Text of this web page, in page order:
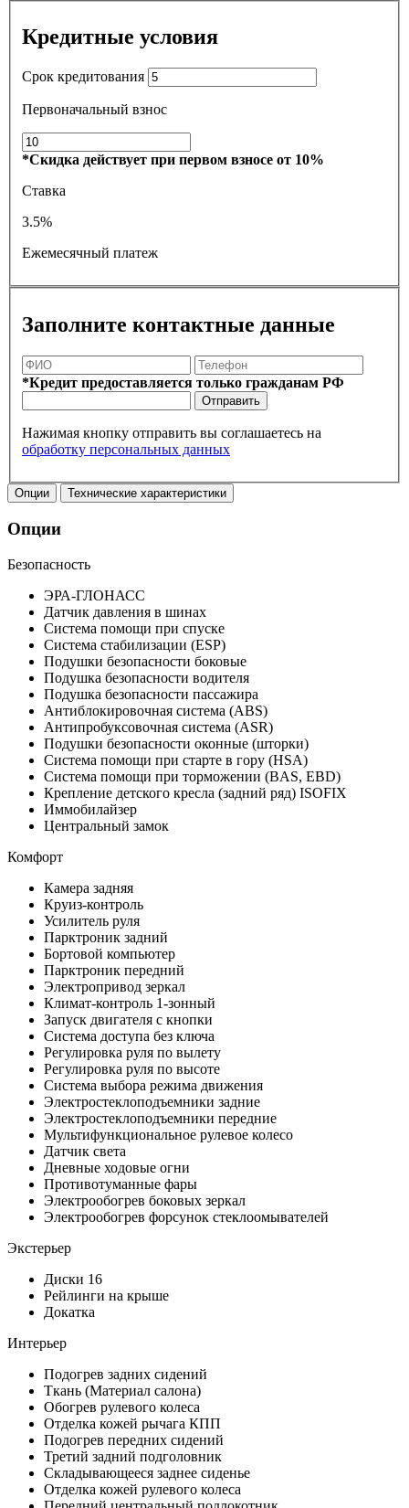
Кредитные условия
Срок кредитования
Первоначальный взнос
*Скидка действует при первом взносе от 10%
Ставка
3.5%
Ежемесячный платеж
Заполните контактные данные
*Кредит предоставляется только гражданам РФ
Отправить
Нажимая кнопку отправить вы соглашаетесь на
обработку персональных данных
Опции Технические характеристики
Опции
Безопасность
ЭРА-ГЛОНАСС
Датчик давления в шинах
Система помощи при спуске
Система стабилизации (ESP)
Подушки безопасности боковые
Подушка безопасности водителя
Подушка безопасности пассажира
Антиблокировочная система (ABS)
Антипробуксовочная система (ASR)
Подушки безопасности оконные (шторки)
Система помощи при старте в гору (HSA)
Система помощи при торможении (BAS, EBD)
Крепление детского кресла (задний ряд) ISOFIX
Иммобилайзер
Центральный замок
Комфорт
Камера задняя
Круиз-контроль
Усилитель руля
Парктроник задний
Бортовой компьютер
Парктроник передний
Электропривод зеркал
Климат-контроль 1-зонный
Запуск двигателя с кнопки
Система доступа без ключа
Регулировка руля по вылету
Регулировка руля по высоте
Система выбора режима движения
Электростеклоподъемники задние
Электростеклоподъемники передние
Мультифункциональное рулевое колесо
Датчик света
Дневные ходовые огни
Противотуманные фары
Электрообогрев боковых зеркал
Электрообогрев форсунок стеклоомывателей
Экстерьер
Диски 16
Рейлинги на крыше
Докатка
Интерьер
Подогрев задних сидений
Ткань (Материал салона)
Обогрев рулевого колеса
Отделка кожей рычага КПП
Подогрев передних сидений
Третий задний подголовник
Складывающееся заднее сиденье
Отделка кожей рулевого колеса